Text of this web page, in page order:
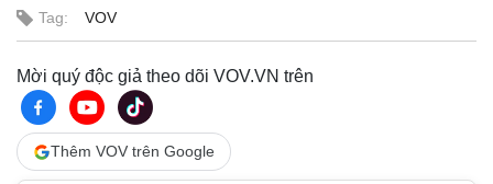
Tag: VOV
Mời quý độc giả theo dõi VOV.VN trên
Thêm VOV trên Google